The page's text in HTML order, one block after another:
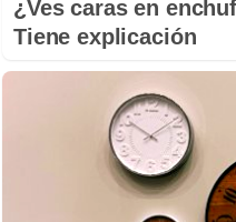
¿Ves caras en
Tiene explicación